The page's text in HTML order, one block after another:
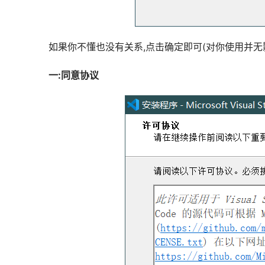
如果你不懂也没有关系,点击确定即可(对你使用并
一:同意协议